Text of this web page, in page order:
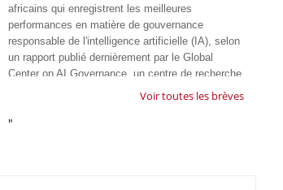
africains qui enregistrent les meilleures
performances en matière de gouvernance
responsable de l'intelligence artificielle (IA), selon
un rapport publié dernièrement par le Global
Center on AI Governance, un centre de recherche
basé en Afrique du Sud, qui œuvre à promouvoir
à l'échelle mondiale. Alors que l’IA transforme
Voir toutes les brèves
"